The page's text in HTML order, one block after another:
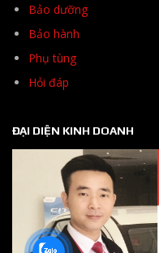
Bảo dưỡng
Bảo hành
Phụ tùng
Hỏi đáp
ĐẠI DIỆN KINH DOANH